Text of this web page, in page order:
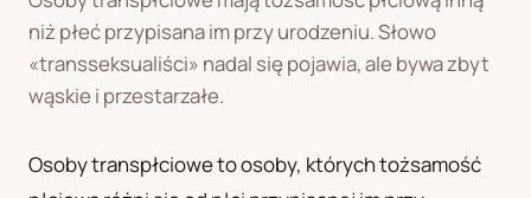
J
K L M N O P R
S
T
U W Z Ł
Polityka redakcyjna
niż płeć przypisana im przy urodzeniu. Słowo
«transseksualiści» nadal się pojawia, ale bywa zbyt
wąskie i przestarzałe.
Osoby transpłciowe to osoby, których tożsamość